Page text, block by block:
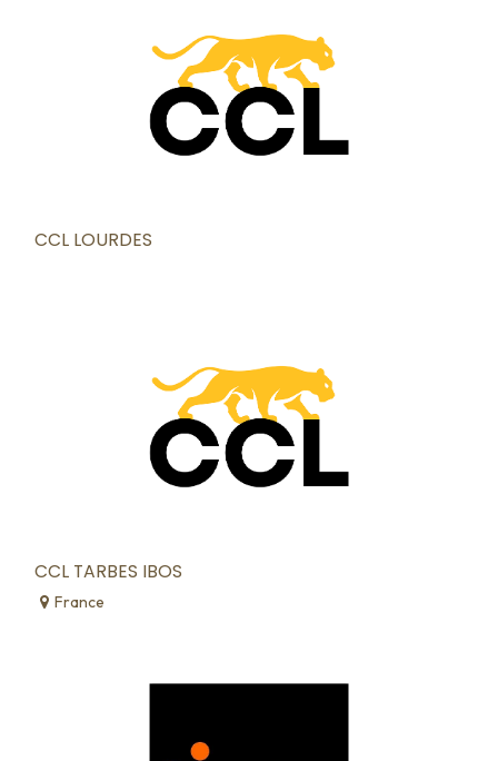
CCL LOURDES
CCL TARBES IBOS
France